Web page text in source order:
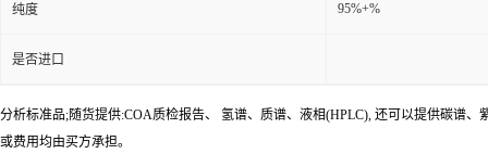
纯度 95%+%
是否进口
分析标准品;随货提供:COA质检报告、 氢谱、质谱、液相(HPLC), 还可以提供碳谱
或费用均由买方承担。